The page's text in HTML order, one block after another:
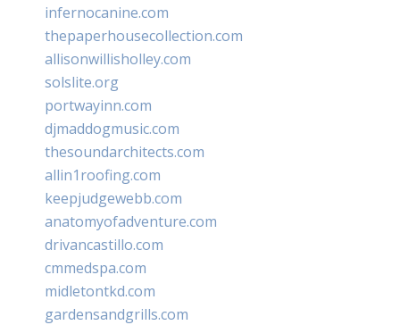
infernocanine.com
thepaperhousecollection.com
allisonwillisholley.com
solslite.org
portwayinn.com
djmaddogmusic.com
thesoundarchitects.com
allin1roofing.com
keepjudgewebb.com
anatomyofadventure.com
drivancastillo.com
cmmedspa.com
midletontkd.com
gardensandgrills.com